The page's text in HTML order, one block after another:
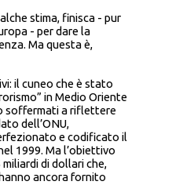
stima, finisca - pur
- per dare la
Ma questa è,
il cuneo che è stato
in Medio Oriente
soffermati a riflettere
dell’ONU,
e codificato il
1999. Ma l’obiettivo
di dollari che,
ancora fornito